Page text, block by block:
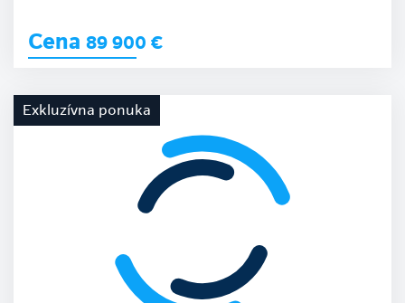
Cena 89 900 €
Exkluzívna ponuka